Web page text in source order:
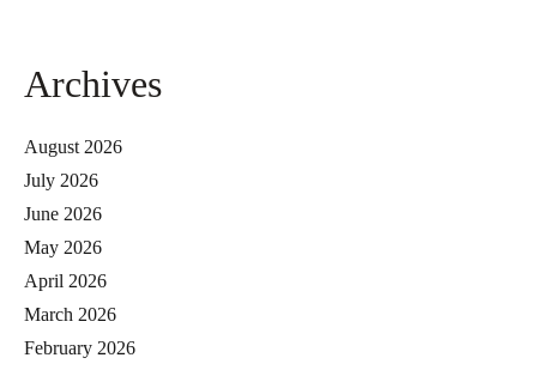
Archives
August 2026
July 2026
June 2026
May 2026
April 2026
March 2026
February 2026